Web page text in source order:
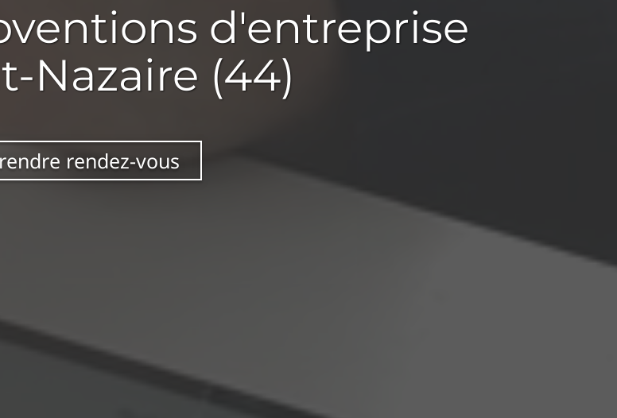
d'entreprise
Nazaire (44)
rendez-vous